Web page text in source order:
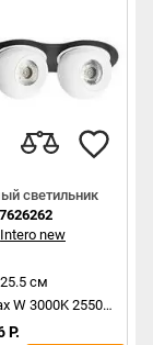
светильник
Intero new
25.5 см
W 3000K 2550Lm
Р.